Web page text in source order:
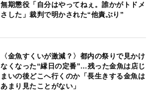
無期懲役「自分はやってねぇ。誰かがトドメ
さした」裁判で明かされた“他責ぶり”
〈金魚すくいが激減？〉都内の祭りで見かけ
なくなった“縁日の定番”…残った金魚は店じ
まいの後どこへ行くのか「長生きする金魚は
あまり見たことがない」